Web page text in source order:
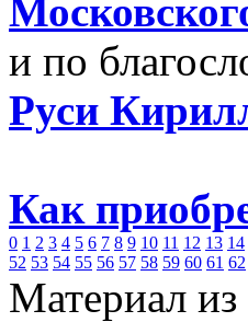
и по
Руси
Как
0 1 2 3 4 5 6 7 8 9 10 11 12 13 14
52 53 54 55 56 57 58 59 60 61 62
Материал